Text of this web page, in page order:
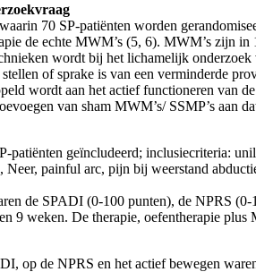
70 SP-patiënten worden
de echte MWM’s (5, 6). MWM’s zijn
wordt bij het lichamelijk
of sprake is van een verminderde
wordt aan het actief functioneren van
van sham MWM’s/ SSMP’s aan
patiënten geïncludeerd; inclusiecriteria:
Neer, painful arc, pijn bij weerstand
de SPADI (0-100 punten), de NPRS
9 weken. De therapie, oefentherapie
op de NPRS en het actief bewegen